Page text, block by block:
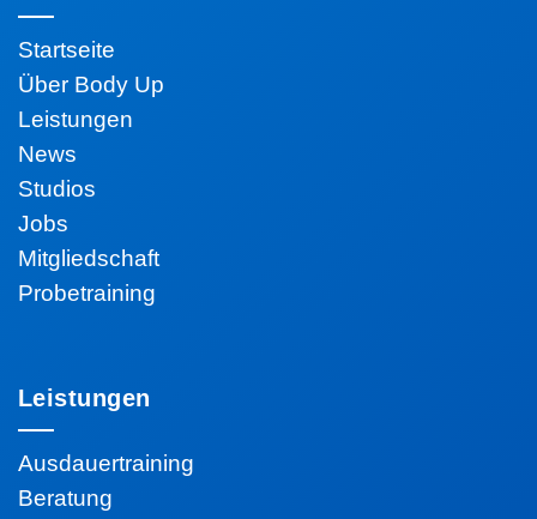
Startseite
Über Body Up
Leistungen
News
Studios
Jobs
Mitgliedschaft
Probetraining
Leistungen
Ausdauertraining
Beratung